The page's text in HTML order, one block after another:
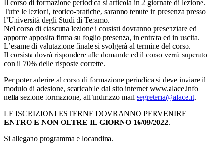
Il corso di formazione periodica si articola in 2 giornate di lezione.
Tutte le lezioni, teorico-pratiche, saranno tenute in presenza presso
l’Università degli Studi di Teramo.
Nel corso di ciascuna lezione i corsisti dovranno presenziare ed
apporre apposita firma su foglio presenza, in entrata ed in uscita.
L’esame di valutazione finale si svolgerà al termine del corso.
Il corsista dovrà rispondere alle domande ed il corso verrà superato
con il 70% delle risposte corrette.
Per poter aderire al corso di formazione periodica si deve inviare il
modulo di adesione, scaricabile dal sito internet www.alace.info
nella sezione formazione, all’indirizzo mail segreteria@alace.it.
LE ISCRIZIONI ESTERNE DOVRANNO PERVENIRE
ENTRO E NON OLTRE IL GIORNO 16/09/2022.
Si allegano programma e locandina.